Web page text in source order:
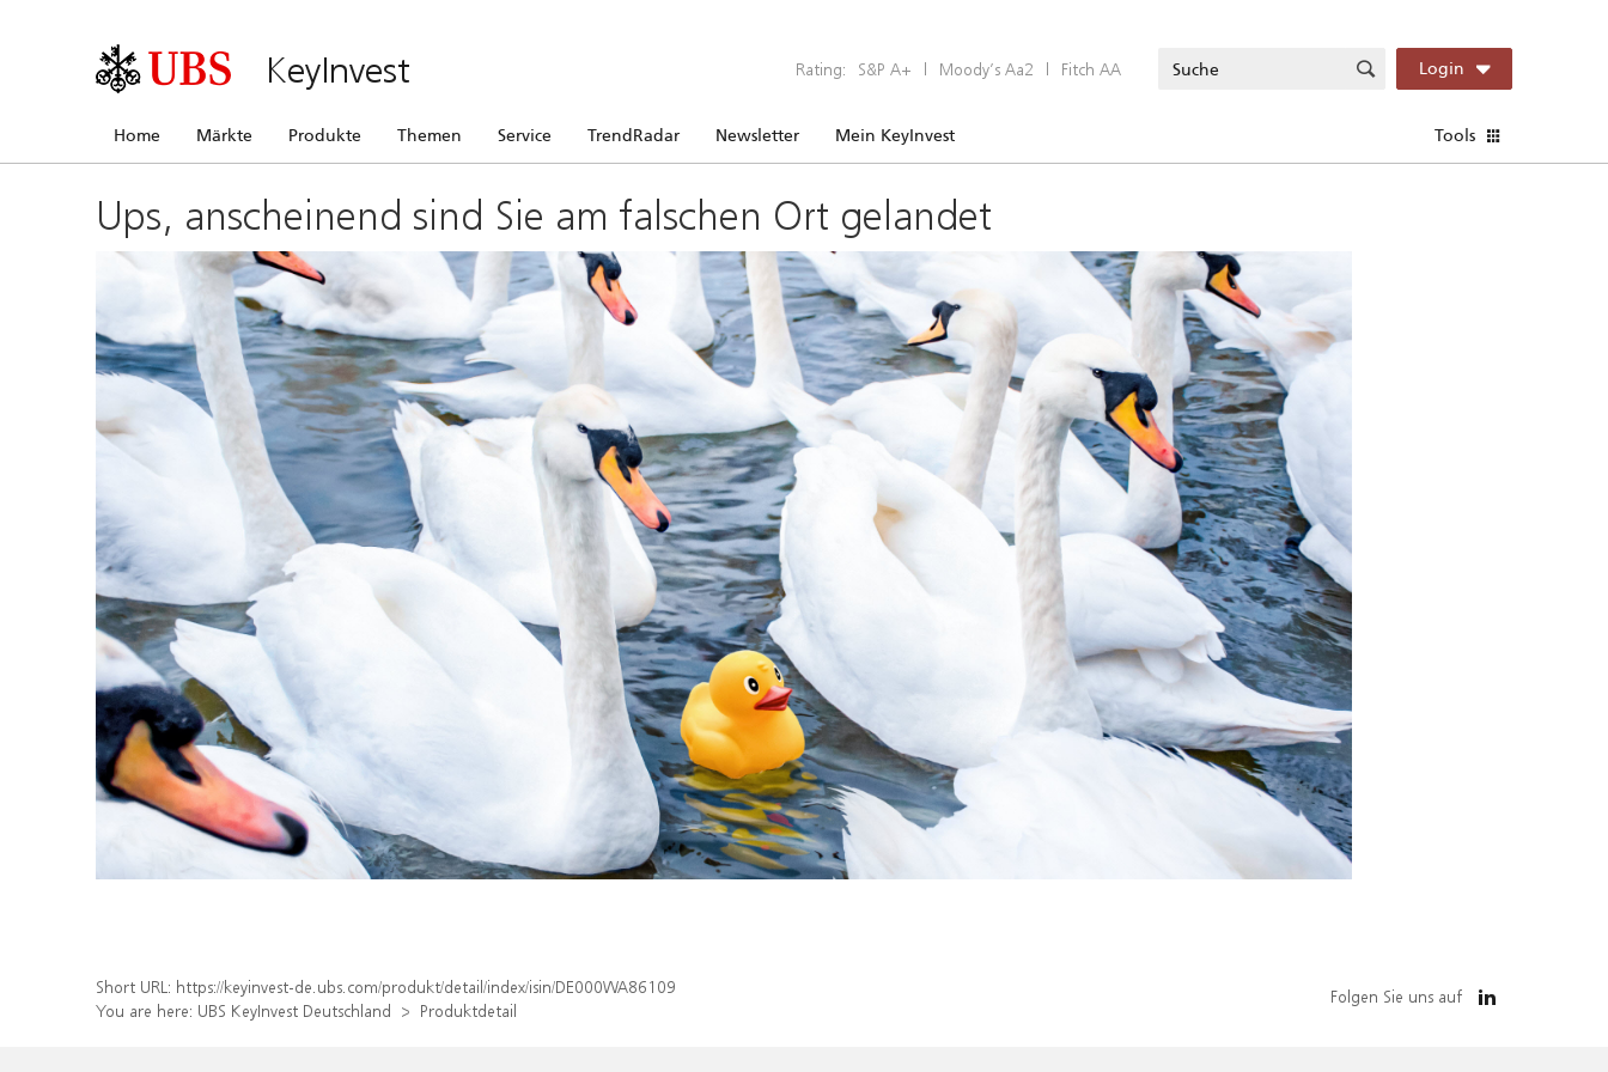
KeyInvest Rating: S&P A+ | Moody’s Aa2 | Fitch AA Login
Home Märkte Produkte Themen Service TrendRadar Newsletter Mein KeyInvest Tools
Ups, anscheinend sind Sie am falschen Ort gelandet
Short URL: https://keyinvest-de.ubs.com/produkt/detail/index/isin/DE000WA86109
You are here: UBS KeyInvest Deutschland Produktdetail
Folgen Sie uns auf